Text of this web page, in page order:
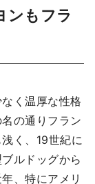
ンもフラ
く温厚な性格
の通りフラン
く、19世紀に
ルドッグから
、特にアメリ